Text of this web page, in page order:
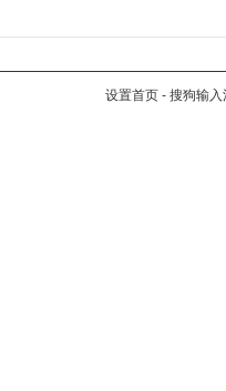
设置首页 - 搜狗输入